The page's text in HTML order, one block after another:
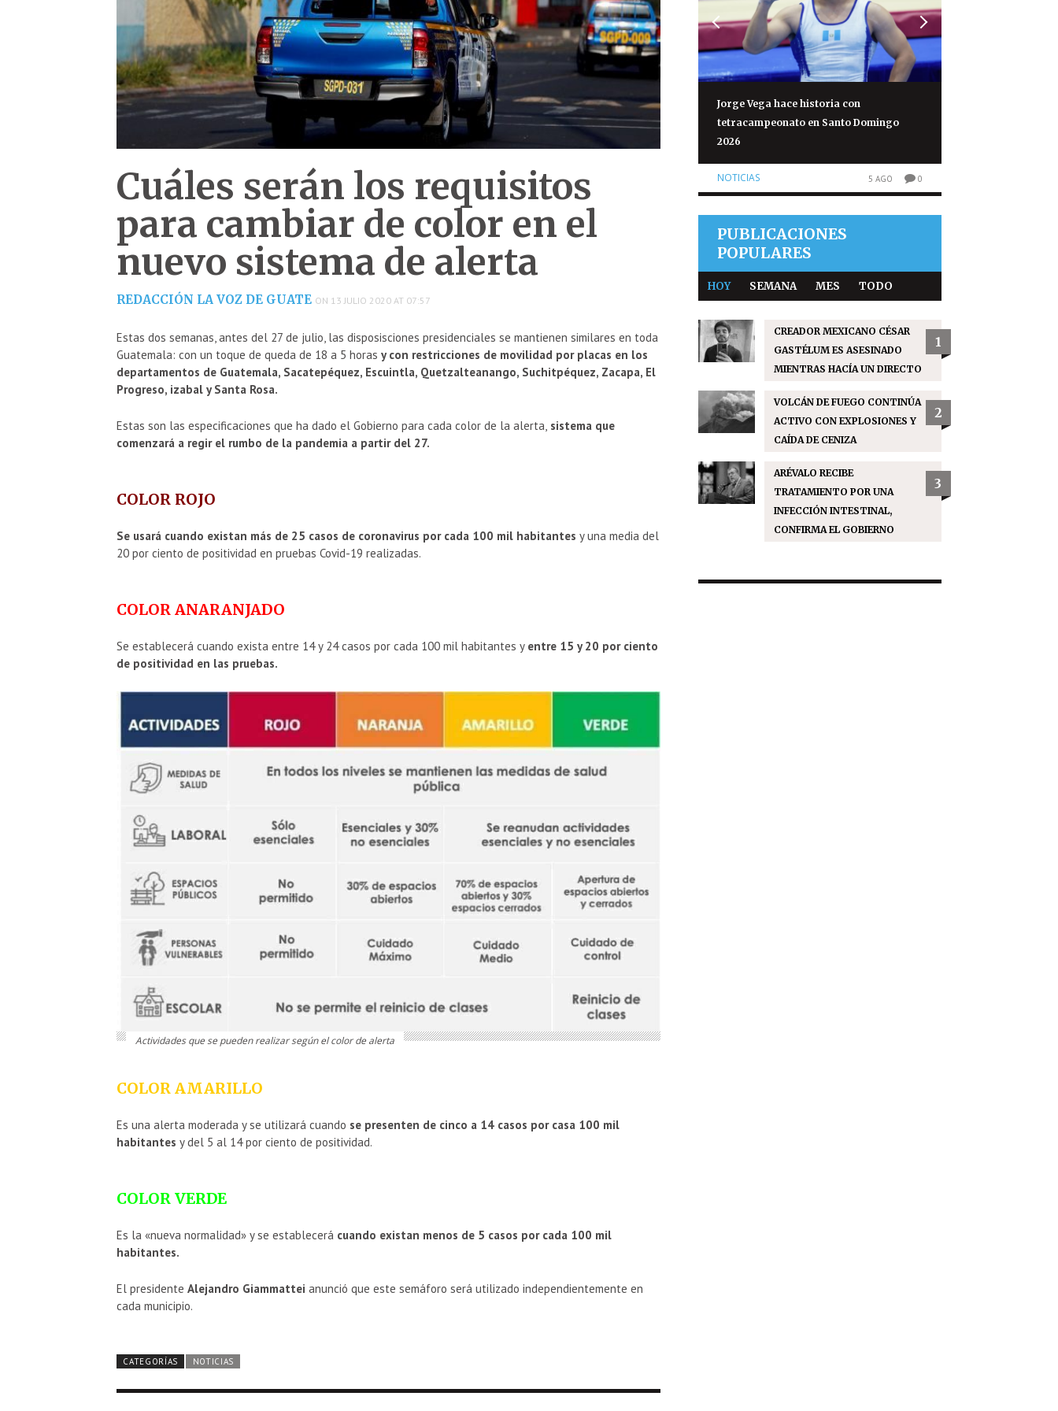
Cuáles serán los requisitos
para cambiar de color en el
nuevo sistema de alerta
REDACCIÓN LA VOZ DE GUATE ON 13 JULIO 2020 AT 07:57
Estas dos semanas, antes del 27 de julio, las disposisciones presidenciales se mantienen similares en toda
Guatemala: con un toque de queda de 18 a 5 horas y con restricciones de movilidad por placas en los
departamentos de Guatemala, Sacatepéquez, Escuintla, Quetzalteanango, Suchitpéquez, Zacapa, El
Progreso, izabal y Santa Rosa.
Estas son las especificaciones que ha dado el Gobierno para cada color de la alerta, sistema que
comenzará a regir el rumbo de la pandemia a partir del 27.
COLOR ROJO
Se usará cuando existan más de 25 casos de coronavirus por cada 100 mil habitantes y una media del
20 por ciento de positividad en pruebas Covid-19 realizadas.
COLOR ANARANJADO
Se establecerá cuando exista entre 14 y 24 casos por cada 100 mil habitantes y entre 15 y 20 por ciento
de positividad en las pruebas.
Actividades que se pueden realizar según el color de alerta
COLOR AMARILLO
Es una alerta moderada y se utilizará cuando se presenten de cinco a 14 casos por casa 100 mil
habitantes y del 5 al 14 por ciento de positividad.
COLOR VERDE
Es la «nueva normalidad» y se establecerá cuando existan menos de 5 casos por cada 100 mil
habitantes.
El presidente Alejandro Giammattei anunció que este semáforo será utilizado independientemente en
cada municipio.
CATEGORÍAS NOTICIAS
Jorge Vega hace historia con
tetracampeonato en Santo Domingo
2026
NOTICIAS 5 AGO 0
Sofía Cabrera conquista el oro para
Guatemala en pentatlón moderno
PUBLICACIONES
POPULARES
HOY SEMANA MES TODO
CREADOR MEXICANO CÉSAR
GASTÉLUM ES ASESINADO
MIENTRAS HACÍA UN DIRECTO
1
VOLCÁN DE FUEGO CONTINÚA
ACTIVO CON EXPLOSIONES Y
CAÍDA DE CENIZA
2
ARÉVALO RECIBE
TRATAMIENTO POR UNA
INFECCIÓN INTESTINAL,
CONFIRMA EL GOBIERNO
3